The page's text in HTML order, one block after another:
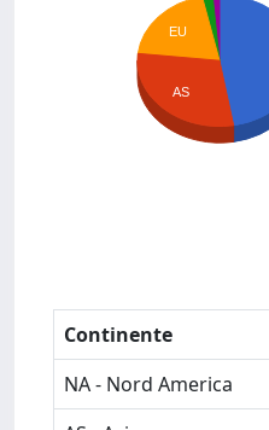
EU
AS
Continente
NA - Nord America